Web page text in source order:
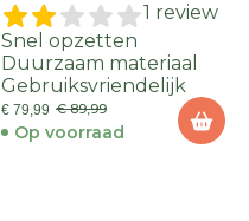
1 review
Snel opzetten
Duurzaam materiaal
Gebruiksvriendelijk
€ 79,99 € 89,99
Op voorraad